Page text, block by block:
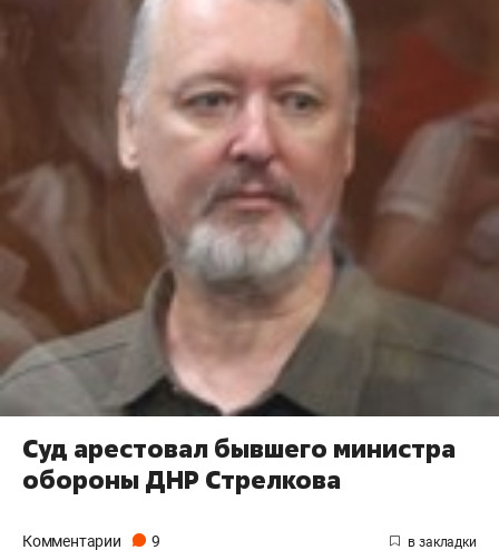
Суд арестовал бывшего министра
обороны ДНР Стрелкова
Комментарии 9